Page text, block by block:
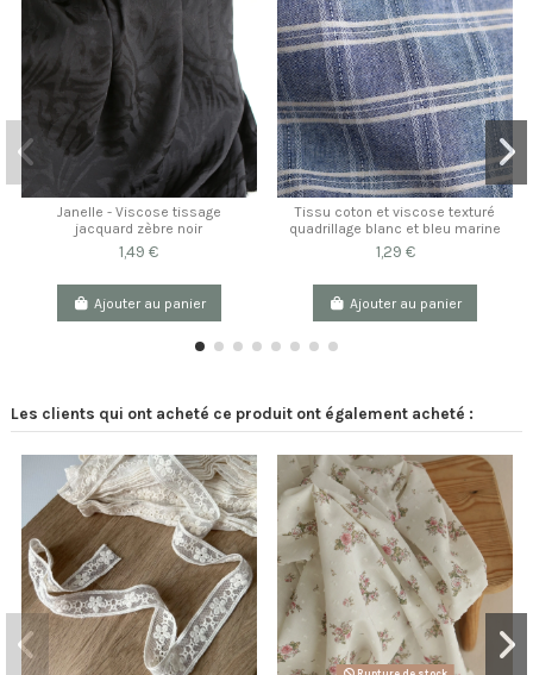
Janelle - Viscose tissage
jacquard zèbre noir
1,49 €
Ajouter au panier
Tissu coton et viscose texturé
quadrillage blanc et bleu marine
1,29 €
Ajouter au panier
Les clients qui ont acheté ce produit ont également acheté :